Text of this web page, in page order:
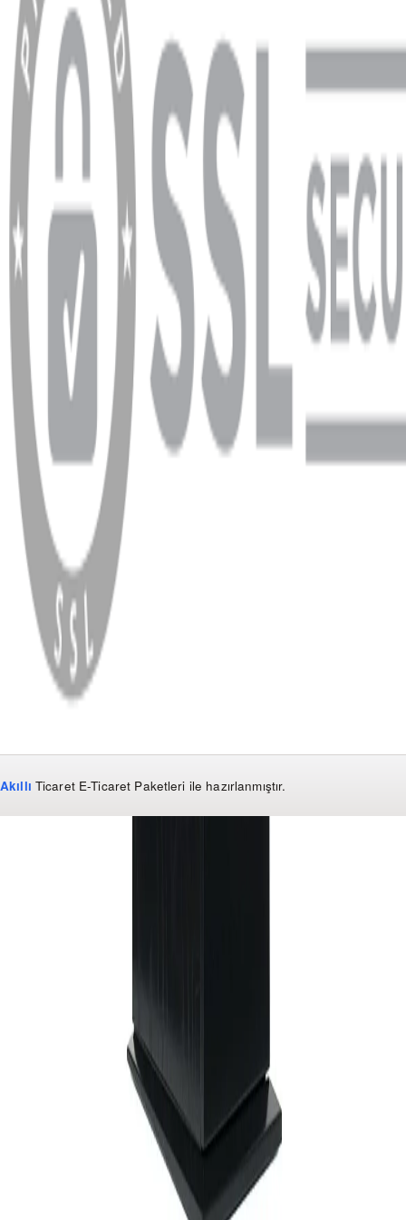
Banka Hesap Bilgileri
YARDIM VE DESTEK
Ödeme ve Teslimat Şartları
Garanti ve İade Şartları
info@dukkanhifi.com
0850 441 40 44
info@dukkanhifi.com 0850 441 40 44
Çalışma Saatleri: Pazartesi - Cuma 09:30 - 19:30, Cumartesi 10:00 - 18:00
WhatsApp Facebook
Copyright
2026 Dükkan Hifi
Akıllı Ticaret E-Ticaret Paketleri ile hazırlanmıştır.